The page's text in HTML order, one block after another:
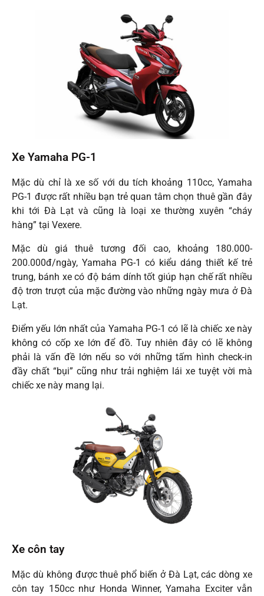
Xe Yamaha PG-1
Mặc dù chỉ là xe số với du tích khoảng 110cc, Yamaha
PG-1 được rất nhiều bạn trẻ quan tâm chọn thuê gần đây
khi tới Đà Lạt và cũng là loại xe thường xuyên “cháy
hàng” tại Vexere.
Mặc dù giá thuê tương đối cao, khoảng 180.000-
200.000đ/ngày, Yamaha PG-1 có kiểu dáng thiết kế trẻ
trung, bánh xe có độ bám dính tốt giúp hạn chế rất nhiều
độ trơn trượt của mặc đường vào những ngày mưa ở Đà
Lạt.
Điểm yếu lớn nhất của Yamaha PG-1 có lẽ là chiếc xe này
không có cốp xe lớn để đồ. Tuy nhiên đây có lẽ không
phải là vấn đề lớn nếu so với những tấm hình check-in
đầy chất “bụi” cũng như trải nghiệm lái xe tuyệt vời mà
chiếc xe này mang lại.
Xe côn tay
Mặc dù không được thuê phổ biến ở Đà Lạt, các dòng xe
côn tay 150cc như Honda Winner, Yamaha Exciter vẫn